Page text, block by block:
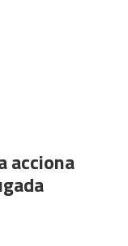
acciona